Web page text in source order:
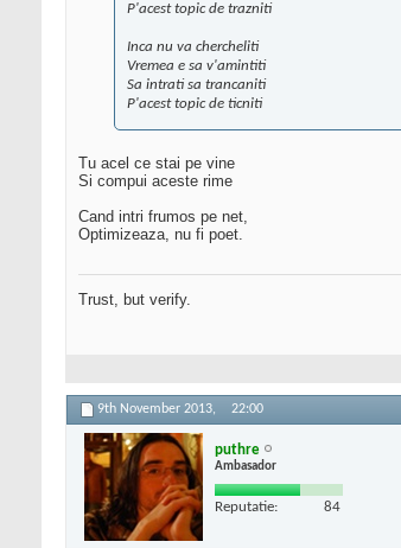
P'acest topic de trazniti
Inca nu va chercheliti
Vremea e sa v'amintiti
Sa intrati sa trancaniti
P'acest topic de ticniti
Tu acel ce stai pe vine
Si compui aceste rime
Cand intri frumos pe net,
Optimizeaza, nu fi poet.
Trust, but verify.
9th November 2013, 22:00
puthre
Ambasador
Reputatie: 84